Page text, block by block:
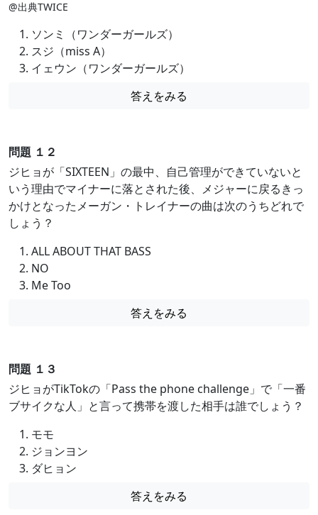
@出典TWICE
ソンミ（ワンダーガールズ）
スジ（miss A）
イェウン（ワンダーガールズ）
答えをみる
問題 １２
ジヒョが「SIXTEEN」の最中、自己管理ができていないと
いう理由でマイナーに落とされた後、メジャーに戻るきっ
かけとなったメーガン・トレイナーの曲は次のうちどれで
しょう？
ALL ABOUT THAT BASS
NO
Me Too
答えをみる
問題 １３
ジヒョがTikTokの「Pass the phone challenge」で「一番
ブサイクな人」と言って携帯を渡した相手は誰でしょう？
モモ
ジョンヨン
ダヒョン
答えをみる